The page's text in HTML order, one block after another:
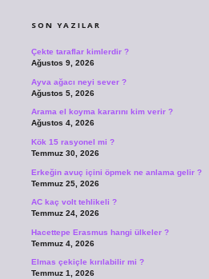
SON YAZILAR
Çekte taraflar kimlerdir ?
Ağustos 9, 2026
Ayva ağacı neyi sever ?
Ağustos 5, 2026
Arama el koyma kararını kim verir ?
Ağustos 4, 2026
Kök 15 rasyonel mi ?
Temmuz 30, 2026
Erkeğin avuç içini öpmek ne anlama gelir ?
Temmuz 25, 2026
AC kaç volt tehlikeli ?
Temmuz 24, 2026
Hacettepe Erasmus hangi ülkeler ?
Temmuz 4, 2026
Elmas çekiçle kırılabilir mi ?
Temmuz 1, 2026